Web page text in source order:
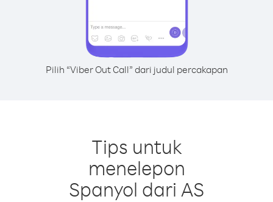
Pilih “Viber Out Call” dari judul percakapan
Tips untuk
menelepon
Spanyol dari AS